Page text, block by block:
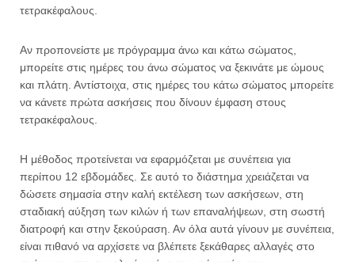
τετρακέφαλους.
Αν προπονείστε με πρόγραμμα άνω και κάτω σώματος,
μπορείτε στις ημέρες του άνω σώματος να ξεκινάτε με ώμους
και πλάτη. Αντίστοιχα, στις ημέρες του κάτω σώματος μπορείτε
να κάνετε πρώτα ασκήσεις που δίνουν έμφαση στους
τετρακέφαλους.
Η μέθοδος προτείνεται να εφαρμόζεται με συνέπεια για
περίπου 12 εβδομάδες. Σε αυτό το διάστημα χρειάζεται να
δώσετε σημασία στην καλή εκτέλεση των ασκήσεων, στη
σταδιακή αύξηση των κιλών ή των επαναλήψεων, στη σωστή
διατροφή και στην ξεκούραση. Αν όλα αυτά γίνουν με συνέπεια,
είναι πιθανό να αρχίσετε να βλέπετε ξεκάθαρες αλλαγές στο